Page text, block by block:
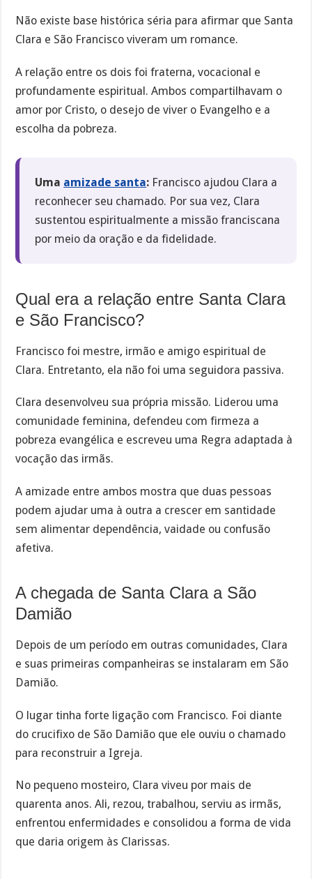
Não existe base histórica séria para afirmar que Santa
Clara e São Francisco viveram um romance.
A relação entre os dois foi fraterna, vocacional e
profundamente espiritual. Ambos compartilhavam o
amor por Cristo, o desejo de viver o Evangelho e a
escolha da pobreza.
Uma amizade santa: Francisco ajudou Clara a
reconhecer seu chamado. Por sua vez, Clara
sustentou espiritualmente a missão franciscana
por meio da oração e da fidelidade.
Qual era a relação entre Santa Clara
e São Francisco?
Francisco foi mestre, irmão e amigo espiritual de
Clara. Entretanto, ela não foi uma seguidora passiva.
Clara desenvolveu sua própria missão. Liderou uma
comunidade feminina, defendeu com firmeza a
pobreza evangélica e escreveu uma Regra adaptada à
vocação das irmãs.
A amizade entre ambos mostra que duas pessoas
podem ajudar uma à outra a crescer em santidade
sem alimentar dependência, vaidade ou confusão
afetiva.
A chegada de Santa Clara a São
Damião
Depois de um período em outras comunidades, Clara
e suas primeiras companheiras se instalaram em São
Damião.
O lugar tinha forte ligação com Francisco. Foi diante
do crucifixo de São Damião que ele ouviu o chamado
para reconstruir a Igreja.
No pequeno mosteiro, Clara viveu por mais de
quarenta anos. Ali, rezou, trabalhou, serviu as irmãs,
enfrentou enfermidades e consolidou a forma de vida
que daria origem às Clarissas.